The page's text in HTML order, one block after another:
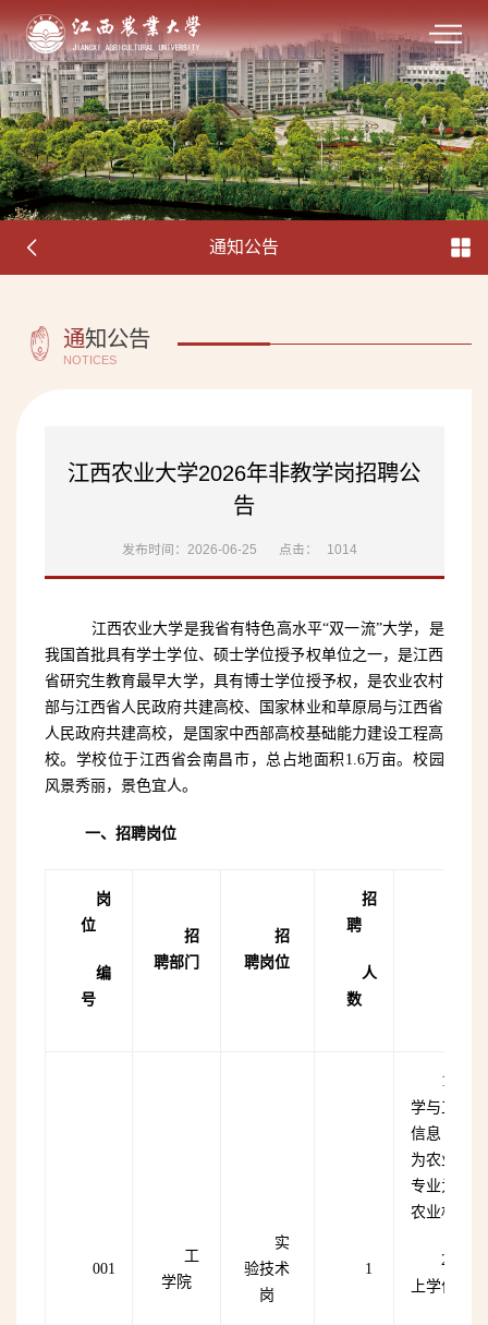
通知公告
通知公告
NOTICES
江西农业大学2026年非教学岗招聘公
告
发布时间：2026-06-25 点击： 1014
江西农业大学是我省有特色高水平“双一流”大学，是
我国首批具有学士学位、硕士学位授予权单位之一，是江西
省研究生教育最早大学，具有博士学位授予权，是农业农村
部与江西省人民政府共建高校、国家林业和草原局与江西省
人民政府共建高校，是国家中西部高校基础能力建设工程高
校。学校位于江西省会南昌市，总占地面积1.6万亩。校园
风景秀丽，景色宜人。
一、招聘岗位
岗
位
编
号
招
聘部门
招
聘岗位
招
聘
人
数
001
工
学院
实
验技术
岗
1
1.专
学与工程
信息（
为农业工
专业为机
农业机械
2.学
上学位，